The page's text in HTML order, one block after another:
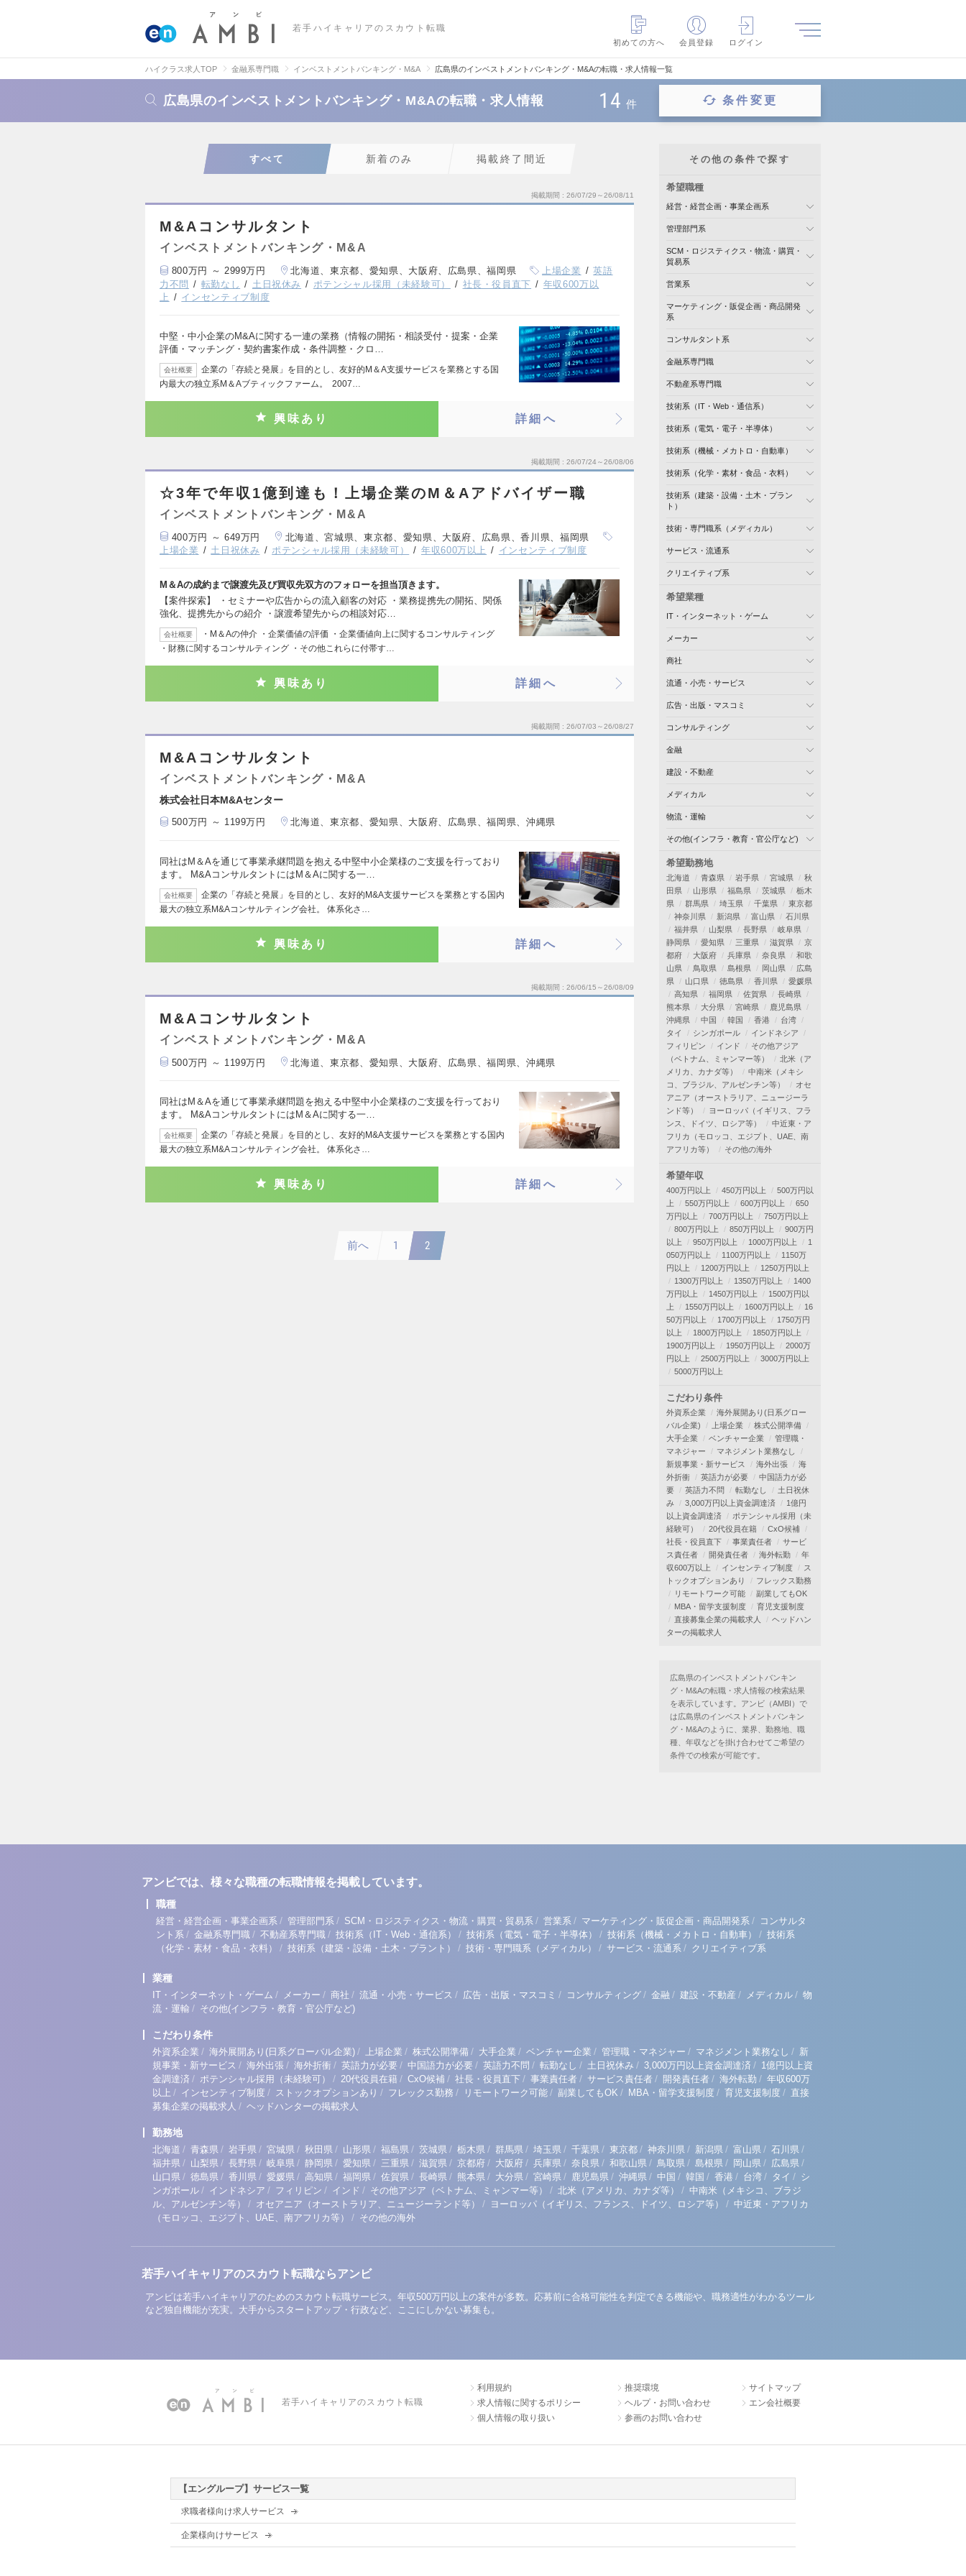
若手ハイキャリアのスカウト転職
初めての方へ
会員登録 ログイン
ハイクラス求人TOP 金融系専門職 インベストメントバンキング・M&A 広島県のインベストメントバンキング・M&Aの転職・求人情報一覧
広島県のインベストメントバンキング・M&Aの転職・求人情報 14 件 条件変更
すべて 新着のみ 掲載終了間近
掲載期間 26/07/29～26/08/11
M&Aコンサルタント
インベストメントバンキング・M&A
800万円 ～ 2999万円 北海道、東京都、愛知県、大阪府、広島県、福岡県 上場企業
英語
力不問
転勤なし 土日祝休み ポテンシャル採用（未経験可） 社長・役員直下
年収600万以
上
インセンティブ制度
中堅・中小企業のM&Aに関する一連の業務（情報の開拓・相談受付・提案・企業
評価・マッチング・契約書案作成・条件調整・クロ…
会社概要
企業の「存続と発展」を目的とし、友好的M＆A支援サービスを業務とする国
内最大の独立系M＆Aブティックファーム。 2007…
興味あり 詳細へ
掲載期間 26/07/24～26/08/06
☆3年で年収1億到達も！上場企業のM＆Aアドバイザー職
インベストメントバンキング・M&A
400万円 ～ 649万円
北海道、宮城県、東京都、愛知県、大阪府、広島県、香川県、福岡県
上場企業
土日祝休み ポテンシャル採用（未経験可） 年収600万以上 インセンティブ制度
M＆Aの成約まで譲渡先及び買収先双方のフォローを担当頂きます。
【案件探索】 ・セミナーや広告からの流入顧客の対応 ・業務提携先の開拓、関係
強化、提携先からの紹介 ・譲渡希望先からの相談対応…
会社概要
・M＆Aの仲介 ・企業価値の評価 ・企業価値向上に関するコンサルティング
・財務に関するコンサルティング ・その他これらに付帯す…
興味あり 詳細へ
掲載期間 26/07/03～26/08/27
M&Aコンサルタント
インベストメントバンキング・M&A
株式会社日本M&Aセンター
500万円 ～ 1199万円 北海道、東京都、愛知県、大阪府、広島県、福岡県、沖縄県
同社はM＆Aを通じて事業承継問題を抱える中堅中小企業様のご支援を行っており
ます。 M&AコンサルタントにはM＆Aに関する一…
会社概要
企業の「存続と発展」を目的とし、友好的M&A支援サービスを業務とする国内
最大の独立系M&Aコンサルティング会社。 体系化さ…
興味あり 詳細へ
掲載期間 26/06/15～26/08/09
M&Aコンサルタント
インベストメントバンキング・M&A
500万円 ～ 1199万円 北海道、東京都、愛知県、大阪府、広島県、福岡県、沖縄県
同社はM＆Aを通じて事業承継問題を抱える中堅中小企業様のご支援を行っており
ます。 M&AコンサルタントにはM＆Aに関する一…
会社概要
企業の「存続と発展」を目的とし、友好的M&A支援サービスを業務とする国内
最大の独立系M&Aコンサルティング会社。 体系化さ…
興味あり 詳細へ
前へ 1 2
その他の条件で探す
希望職種
経営・経営企画・事業企画系
管理部門系
SCM・ロジスティクス・物流・購買・
貿易系
営業系
マーケティング・販促企画・商品開発
系
コンサルタント系
金融系専門職
不動産系専門職
技術系（IT・Web・通信系）
技術系（電気・電子・半導体）
技術系（機械・メカトロ・自動車）
技術系（化学・素材・食品・衣料）
技術系（建築・設備・土木・プラン
ト）
技術・専門職系（メディカル）
サービス・流通系
クリエイティブ系
希望業種
IT・インターネット・ゲーム
メーカー
商社
流通・小売・サービス
広告・出版・マスコミ
コンサルティング
金融
建設・不動産
メディカル
物流・運輸
その他(インフラ・教育・官公庁など)
希望勤務地
北海道 青森県 岩手県 宮城県
秋
田県
山形県 福島県 茨城県
栃木
県
群馬県 埼玉県 千葉県
東京都
神奈川県
新潟県 富山県
石川県
福井県
山梨県 長野県
岐阜県
静岡県
愛知県 三重県 滋賀県
京
都府
大阪府 兵庫県 奈良県
和歌
山県
鳥取県 島根県 岡山県
広島
県
山口県 徳島県 香川県
愛媛県
高知県
福岡県 佐賀県
長崎県
熊本県
大分県 宮崎県
鹿児島県
沖縄県
中国 韓国 香港
台湾
タイ
シンガポール
インドネシア
フィリピン
インド
その他アジア
（ベトナム、ミャンマー等）
北米（ア
メリカ、カナダ等）
中南米（メキシ
コ、ブラジル、アルゼンチン等）
オセ
アニア（オーストラリア、ニュージーラ
ンド等）
ヨーロッパ（イギリス、フラ
ンス、ドイツ、ロシア等）
中近東・ア
フリカ（モロッコ、エジプト、UAE、南
アフリカ等）
その他の海外
希望年収
400万円以上 450万円以上
500万円以
上
550万円以上 600万円以上
650
万円以上
700万円以上
750万円以上
800万円以上
850万円以上
900万円
以上
950万円以上 1000万円以上
1
050万円以上
1100万円以上
1150万
円以上
1200万円以上
1250万円以上
1300万円以上
1350万円以上
1400
万円以上
1450万円以上
1500万円以
上
1550万円以上 1600万円以上
16
50万円以上
1700万円以上
1750万円
以上
1800万円以上
1850万円以上
1900万円以上
1950万円以上
2000万
円以上
2500万円以上
3000万円以上
5000万円以上
こだわり条件
外資系企業
海外展開あり(日系グロー
バル企業)
上場企業
株式公開準備
大手企業
ベンチャー企業
管理職・
マネジャー
マネジメント業務なし
新規事業・新サービス
海外出張
海
外折衝
英語力が必要
中国語力が必
要
英語力不問 転勤なし
土日祝休
み
3,000万円以上資金調達済
1億円
以上資金調達済
ポテンシャル採用（未
経験可）
20代役員在籍
CxO候補
社長・役員直下
事業責任者
サービ
ス責任者
開発責任者 海外転勤
年
収600万以上
インセンティブ制度
ス
トックオプションあり
フレックス勤務
リモートワーク可能
副業してもOK
MBA・留学支援制度
育児支援制度
直接募集企業の掲載求人
ヘッドハン
ターの掲載求人
広島県のインベストメントバンキン
グ・M&Aの転職・求人情報の検索結果
を表示しています。アンビ（AMBI）で
は広島県のインベストメントバンキン
グ・M&Aのように、業界、勤務地、職
種、年収などを掛け合わせてご希望の
条件での検索が可能です。
アンビでは、様々な職種の転職情報を掲載しています。
職種
経営・経営企画・事業企画系 / 管理部門系 / SCM・ロジスティクス・物流・購買・貿易系 / 営業系 / マーケティング・販促企画・商品開発系 / コンサルタ
ント系 / 金融系専門職 / 不動産系専門職 / 技術系（IT・Web・通信系） / 技術系（電気・電子・半導体） / 技術系（機械・メカトロ・自動車） / 技術系
（化学・素材・食品・衣料）
/ 技術系（建築・設備・土木・プラント） / 技術・専門職系（メディカル） / サービス・流通系 / クリエイティブ系
業種
IT・インターネット・ゲーム / メーカー / 商社 / 流通・小売・サービス / 広告・出版・マスコミ / コンサルティング / 金融 / 建設・不動産 / メディカル / 物
流・運輸 / その他(インフラ・教育・官公庁など)
こだわり条件
外資系企業 / 海外展開あり(日系グローバル企業) / 上場企業 / 株式公開準備 / 大手企業 / ベンチャー企業 / 管理職・マネジャー / マネジメント業務なし / 新
規事業・新サービス / 海外出張 / 海外折衝 / 英語力が必要 / 中国語力が必要 / 英語力不問 / 転勤なし / 土日祝休み / 3,000万円以上資金調達済 / 1億円以上資
金調達済 / ポテンシャル採用（未経験可） / 20代役員在籍 / CxO候補 / 社長・役員直下 / 事業責任者 / サービス責任者 / 開発責任者 / 海外転勤 / 年収600万
以上 / インセンティブ制度 / ストックオプションあり / フレックス勤務 / リモートワーク可能 / 副業してもOK / MBA・留学支援制度 / 育児支援制度 / 直接
募集企業の掲載求人 / ヘッドハンターの掲載求人
勤務地
北海道 / 青森県 / 岩手県 / 宮城県 / 秋田県 / 山形県 / 福島県 / 茨城県 / 栃木県 / 群馬県 / 埼玉県 / 千葉県 / 東京都 / 神奈川県 / 新潟県 / 富山県 / 石川県 /
福井県 / 山梨県 / 長野県 / 岐阜県 / 静岡県 / 愛知県 / 三重県 / 滋賀県 / 京都府 / 大阪府 / 兵庫県 / 奈良県 / 和歌山県 / 鳥取県 / 島根県 / 岡山県 / 広島県 /
山口県 / 徳島県 / 香川県 / 愛媛県 / 高知県 / 福岡県 / 佐賀県 / 長崎県 / 熊本県 / 大分県 / 宮崎県 / 鹿児島県 / 沖縄県 / 中国 / 韓国 / 香港 / 台湾 / タイ / シ
ンガポール / インドネシア / フィリピン / インド / その他アジア（ベトナム、ミャンマー等） / 北米（アメリカ、カナダ等） / 中南米（メキシコ、ブラジ
ル、アルゼンチン等）
/ オセアニア（オーストラリア、ニュージーランド等） / ヨーロッパ（イギリス、フランス、ドイツ、ロシア等） / 中近東・アフリカ
（モロッコ、エジプト、UAE、南アフリカ等）
/ その他の海外
若手ハイキャリアのスカウト転職ならアンビ
アンビは若手ハイキャリアのためのスカウト転職サービス。年収500万円以上の案件が多数。応募前に合格可能性を判定できる機能や、職務適性がわかるツール
など独自機能が充実。大手からスタートアップ・行政など、ここにしかない募集も。
若手ハイキャリアのスカウト転職
利用規約
求人情報に関するポリシー
個人情報の取り扱い
推奨環境
ヘルプ・お問い合わせ
参画のお問い合わせ
サイトマップ
エン会社概要
【エングループ】サービス一覧
求職者様向け求人サービス
企業様向けサービス